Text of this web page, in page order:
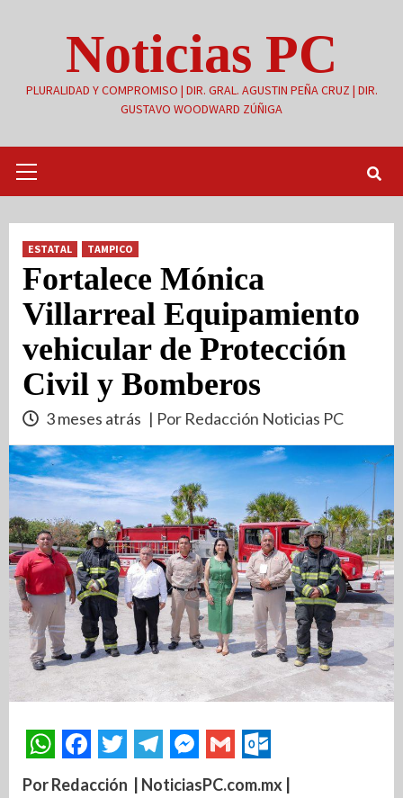
Noticias PC
PLURALIDAD Y COMPROMISO | DIR. GRAL. AGUSTIN PEÑA CRUZ | DIR.
GUSTAVO WOODWARD ZÚÑIGA
primario
ESTATAL TAMPICO
Fortalece Mónica
Villarreal Equipamiento
vehicular de Protección
Civil y Bomberos
3 meses atrás | Por Redacción Noticias PC
Por Redacción | NoticiasPC.com.mx |